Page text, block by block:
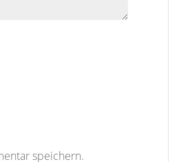
speichern.